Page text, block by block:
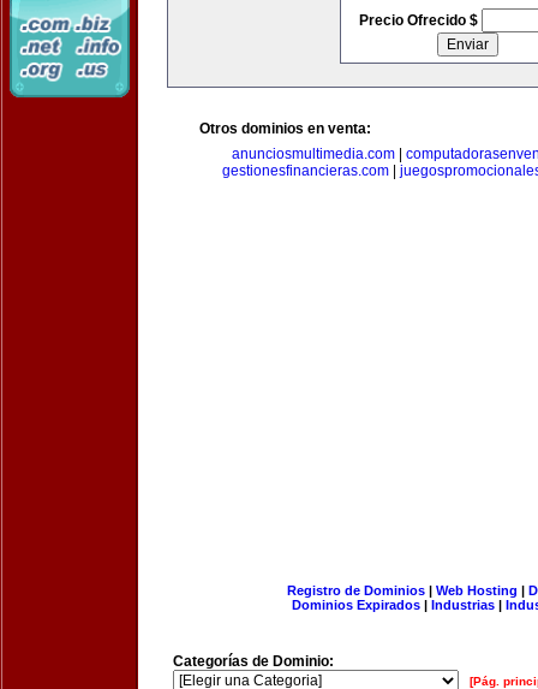
Precio Ofrecido $
Otros dominios en venta:
anunciosmultimedia.com
gestionesfinancieras.com
Registro de Dominios| Web Hosting |
Dominios Expirados | Industrias |
Categorías de Dominio:
[Pág.